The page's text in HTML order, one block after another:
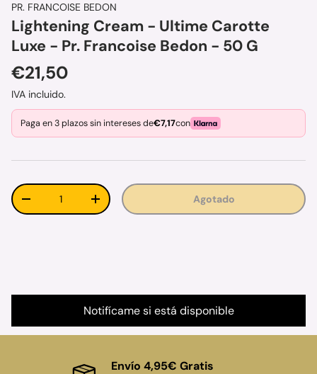
PR. FRANCOISE BEDON
Lightening Cream - Ultime Carotte
Luxe - Pr. Francoise Bedon - 50 G
Precio normal
€21,50
IVA incluido.
Paga en 3 plazos sin intereses de€7,17con
Cant.
Disminuir cantidadAumentar la cantidadAgotado
Notifícame si está disponible
Envío 4,95€ Gratis